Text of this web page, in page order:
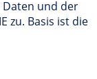
und der
zu. Basis ist die